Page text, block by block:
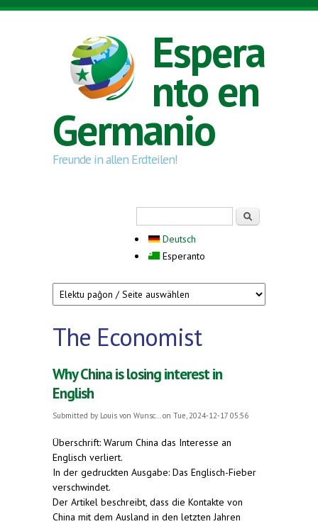
Skip to main content
Espera
nto en
Germanio
Freunde in allen Erdteilen!
Deutsch
Esperanto
The Economist
Why China is losing interest in
English
Submitted by Louis von Wunsc... on Tue, 2024-12-17 05:56
Überschrift: Warum China das Interesse an
Englisch verliert.
In der gedruckten Ausgabe: Das Englisch-Fieber
verschwindet.
Der Artikel beschreibt, dass die Kontakte von
China mit dem Ausland in den letzten Jahren